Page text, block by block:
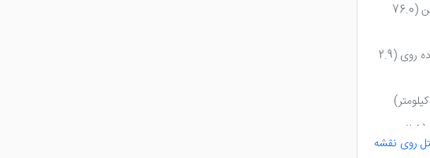
(76.0
(2.9
(2.5
روی نقشه